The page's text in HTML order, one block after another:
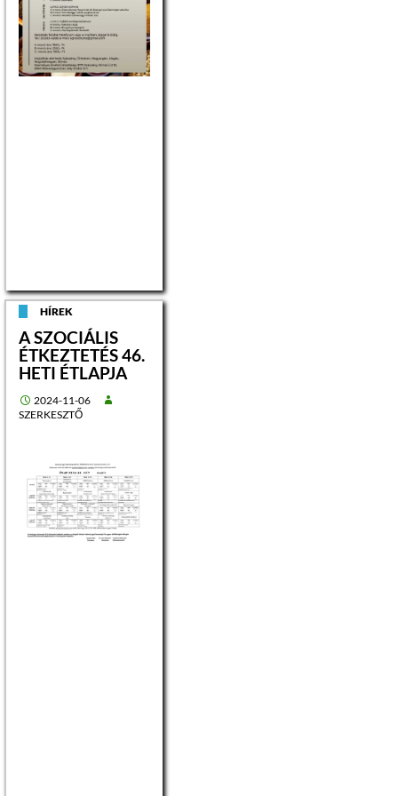
HÍREK
A SZOCIÁLIS
ÉTKEZTETÉS 46.
HETI ÉTLAPJA
2024-11-06
SZERKESZTŐ